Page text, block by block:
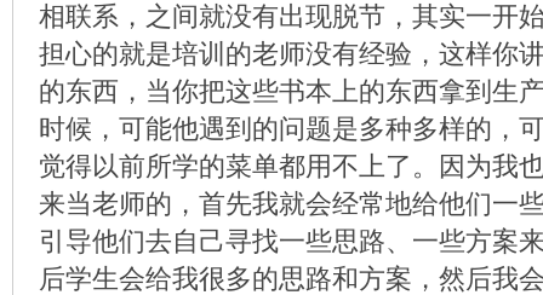
相联系，之间就没有出现脱节，其实一开
担心的就是培训的老师没有经验，这样你
的东西，当你把这些书本上的东西拿到生
时候，可能他遇到的问题是多种多样的，
觉得以前所学的菜单都用不上了。因为我
来当老师的，首先我就会经常地给他们一
引导他们去自己寻找一些思路、一些方案
后学生会给我很多的思路和方案，然后我